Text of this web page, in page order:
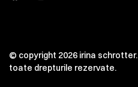
© copyright 2026 irina schrotter.
toate drepturile rezervate.